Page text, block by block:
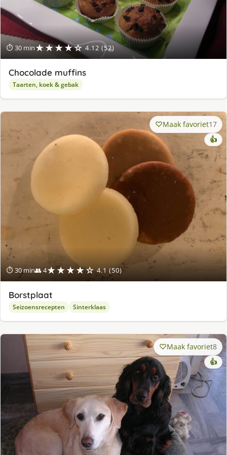
⏱ 30 min★★★★☆ 4.12 (52)
Chocolade muffins
Taarten, koek & gebak
⏱ 30 min👥 4★★★★☆ 4.1 (50)
Maak favoriet17
👍
Borstplaat
Seizoensrecepten Sinterklaas
Maak favoriet8
👍